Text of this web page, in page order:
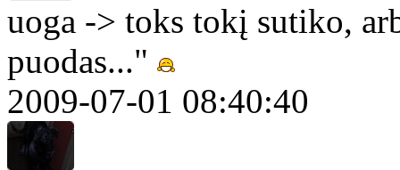
uoga -> toks tokį sutiko,
puodas..."
2009-07-01 08:40:40